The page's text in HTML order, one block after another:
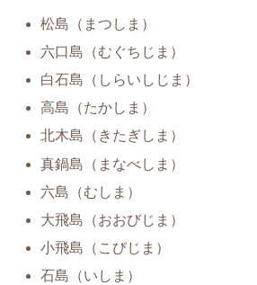
松島（まつしま）
六口島（むぐちじま）
白石島（しらいしじま）
高島（たかしま）
北木島（きたぎしま）
真鍋島（まなべしま）
六島（むしま）
大飛島（おおびじま）
小飛島（こびじま）
石島（いしま）